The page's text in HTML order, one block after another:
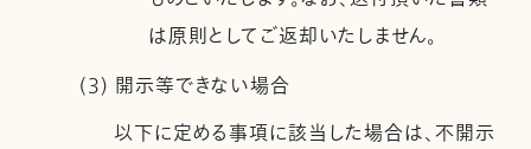
は原則としてご返却いたしません。
(3) 開示等できない場合
以下に定める事項に該当した場合は、不開示